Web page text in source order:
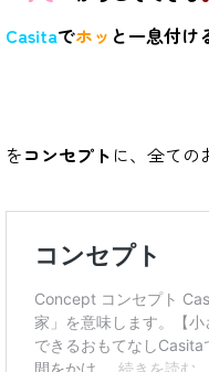
Casitaでホッ と一息付け
をコンセプト に、全ての